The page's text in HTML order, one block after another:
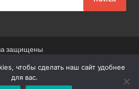
защищены
сайта ссылка
чтобы сделать наш сайт удобнее
для вас.